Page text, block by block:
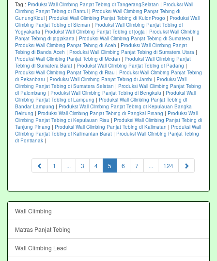
Tag : Produksi Wall Climbing Panjat Tebing di TangerangSelatan | Produksi Wall
Climbing Panjat Tebing di Bantul | Produksi Wall Climbing Panjat Tebing di
GunungKidul | Produksi Wall Climbing Panjat Tebing di KulonProgo | Produksi Wall
Climbing Panjat Tebing di Sleman | Produksi Wall Climbing Panjat Tebing di
Yogyakarta | Produksi Wall Climbing Panjat Tebing di jogja | Produksi Wall Climbing
Panjat Tebing di jogjakarta | Produksi Wall Climbing Panjat Tebing di Sumatera |
Produksi Wall Climbing Panjat Tebing di Aceh | Produksi Wall Climbing Panjat
Tebing di Banda Aceh | Produksi Wall Climbing Panjat Tebing di Sumatera Utara |
Produksi Wall Climbing Panjat Tebing di Medan | Produksi Wall Climbing Panjat
Tebing di Sumatera Barat | Produksi Wall Climbing Panjat Tebing di Padang |
Produksi Wall Climbing Panjat Tebing di Riau | Produksi Wall Climbing Panjat Tebing
di Pekanbaru | Produksi Wall Climbing Panjat Tebing di Jambi | Produksi Wall
Climbing Panjat Tebing di Sumatera Selatan | Produksi Wall Climbing Panjat Tebing
di Palembang | Produksi Wall Climbing Panjat Tebing di Bengkulu | Produksi Wall
Climbing Panjat Tebing di Lampung | Produksi Wall Climbing Panjat Tebing di
Bandar Lampung | Produksi Wall Climbing Panjat Tebing di Kepulauan Bangka
Belitung | Produksi Wall Climbing Panjat Tebing di Pangkal Pinang | Produksi Wall
Climbing Panjat Tebing di Kepulauan Riau | Produksi Wall Climbing Panjat Tebing di
Tanjung Pinang | Produksi Wall Climbing Panjat Tebing di Kalimatan | Produksi Wall
Climbing Panjat Tebing di Kalimantan Barat | Produksi Wall Climbing Panjat Tebing
di Pontianak |
1 ... 3 4 5 (current)
6 7 ... 124
Wall Climbing
Matras Panjat Tebing
Wall Climbing Lead